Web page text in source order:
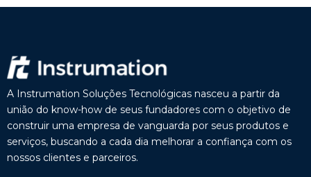
A Instrumation Soluções Tecnológicas nasceu a partir da
união do know-how de seus fundadores com o objetivo de
construir uma empresa de vanguarda por seus produtos e
serviços, buscando a cada dia melhorar a confiança com os
nossos clientes e parceiros.